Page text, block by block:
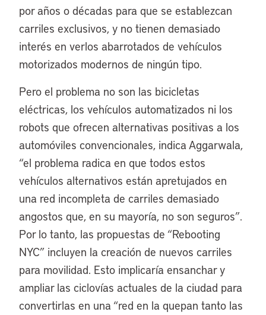
por años o décadas para que se establezcan
carriles exclusivos, y no tienen demasiado
interés en verlos abarrotados de vehículos
motorizados modernos de ningún tipo.
Pero el problema no son las bicicletas
eléctricas, los vehículos automatizados ni los
robots que ofrecen alternativas positivas a los
automóviles convencionales, indica Aggarwala,
“el problema radica en que todos estos
vehículos alternativos están apretujados en
una red incompleta de carriles demasiado
angostos que, en su mayoría, no son seguros”.
Por lo tanto, las propuestas de “Rebooting
NYC” incluyen la creación de nuevos carriles
para movilidad. Esto implicaría ensanchar y
ampliar las ciclovías actuales de la ciudad para
convertirlas en una “red en la quepan tanto las